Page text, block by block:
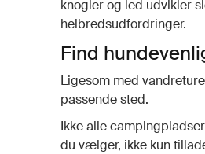
knogler og led udvikler
helbredsudfordringer.
Find
Ligesom med
passende sted.
Ikke alle
du vælger, ikke kun